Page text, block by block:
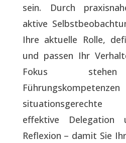
sein. Durch
aktive
Ihre aktuelle Rolle,
und passen Ihr
Fokus stehen
situationsgerechte
effektive Delegation
Reflexion – damit Sie